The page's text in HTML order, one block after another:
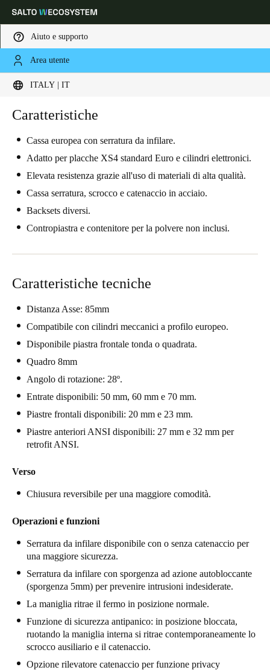
Aiuto e supporto
Area utente
ITALY | IT
Scegli la tua posizione e le impostazioni della lingua
Global Europe
Italy | Italiano
Germany
Deutsch
DeutschFrançaisItaliano
United Kingdom
Ireland
English
France
Netherlands
NederlandsEnglish
Español
Portugal
Português
Italy
Italiano
Russia
Russian
Caratteristiche
Cassa europea con serratura da infilare.
Adatto per placche XS4 standard Euro e cilindri elettronici.
Elevata resistenza grazie all'uso di materiali di alta qualità.
Cassa serratura, scrocco e catenaccio in acciaio.
Backsets diversi.
Contropiastra e contenitore per la polvere non inclusi.
Caratteristiche tecniche
Distanza Asse: 85mm
Compatibile con cilindri meccanici a profilo europeo.
Disponibile piastra frontale tonda o quadrata.
Quadro 8mm
Angolo di rotazione: 28º.
Entrate disponibili: 50 mm, 60 mm e 70 mm.
Piastre frontali disponibili: 20 mm e 23 mm.
Piastre anteriori ANSI disponibili: 27 mm e 32 mm per
retrofit ANSI.
Verso
Chiusura reversibile per una maggiore comodità.
Operazioni e funzioni
Serratura da infilare disponibile con o senza catenaccio per
una maggiore sicurezza.
Serratura da infilare con sporgenza ad azione autobloccante
(sporgenza 5mm) per prevenire intrusioni indesiderate.
La maniglia ritrae il fermo in posizione normale.
Funzione di sicurezza antipanico: in posizione bloccata,
ruotando la maniglia interna si ritrae contemporaneamente lo
scrocco ausiliario e il catenaccio.
Opzione rilevatore catenaccio per funzione privacy